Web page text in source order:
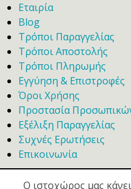
Εταιρία
Blog
Τρόποι Παραγγελίας
Τρόποι Αποστολής
Τρόποι Πληρωμής
Εγγύηση & Επιστροφές
Όροι Χρήσης
Προστασία
Εξέλιξη Παραγγελίας
Συχνές Ερωτήσεις
Επικοινωνία
Ο ιστοχώρος μας